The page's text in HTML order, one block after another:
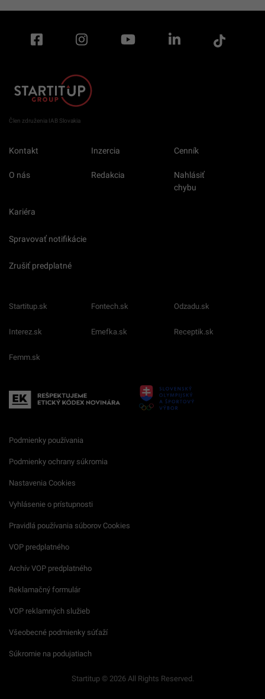
Člen združenia IAB Slovakia
Kontakt Inzercia Cenník
O nás Redakcia
Nahlásiť
chybu
Kariéra
Spravovať notifikácie
Zrušiť predplatné
Startitup.sk Fontech.sk Odzadu.sk
Interez.sk Emefka.sk Receptik.sk
Femm.sk
Podmienky používania
Podmienky ochrany súkromia
Nastavenia Cookies
Vyhlásenie o prístupnosti
Pravidlá používania súborov Cookies
VOP predplatného
Archív VOP predplatného
Reklamačný formulár
VOP reklamných služieb
Všeobecné podmienky súťaží
Súkromie na podujatiach
Startitup © 2026 All Rights Reserved.